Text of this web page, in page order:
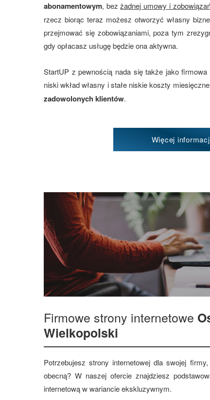
abonamentowym, bezżadnej umowy i
rzecz biorąc teraz możesz otworzyć własny
przejmować się zobowiązaniami, poza tym
gdy opłacasz usługę będzie ona aktywna.
StartUP z pewnością nada się także jako
niski wkład własny i stałe niskie koszty
zadowolonych klientów.
Więcej
Firmowe strony internetowe
Wielkopolski
Potrzebujesz strony internetowej dla swojej
obecną? W naszej ofercie znajdziesz
internetową w wariancie ekskluzywnym.